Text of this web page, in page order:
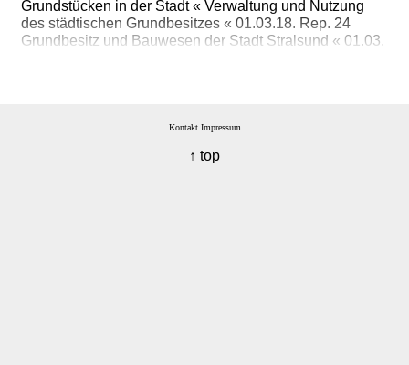
Grundstücken in der Stadt « Verwaltung und Nutzung
des städtischen Grundbesitzes « 01.03.18. Rep. 24
Grundbesitz und Bauwesen der Stadt Stralsund « 01.03.
Kontakt Impressum
↑ top